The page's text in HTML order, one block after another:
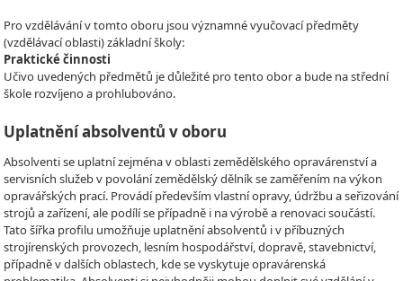
Pro vzdělávání v tomto oboru jsou významné vyučovací předměty
(vzdělávací oblasti) základní školy:
Praktické činnosti
Učivo uvedených předmětů je důležité pro tento obor a bude na střední
škole rozvíjeno a prohlubováno.
Uplatnění absolventů v oboru
Absolventi se uplatní zejména v oblasti zemědělského opravárenství a
servisních služeb v povolání zemědělský dělník se zaměřením na výkon
opravářských prací. Provádí především vlastní opravy, údržbu a seřizování
strojů a zařízení, ale podílí se případně i na výrobě a renovaci součástí.
Tato šířka profilu umožňuje uplatnění absolventů i v příbuzných
strojírenských provozech, lesním hospodářství, dopravě, stavebnictví,
případně v dalších oblastech, kde se vyskytuje opravárenská